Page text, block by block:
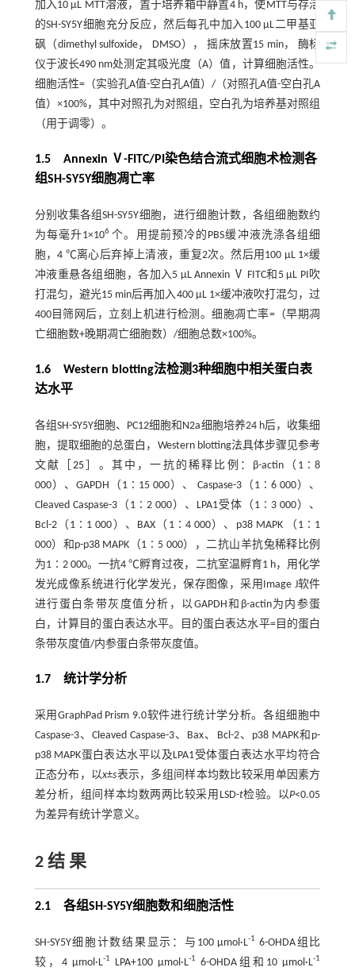
加入10 μL MTT溶液，置于培养箱中静置4 h，使MTT与存活
的SH-SY5Y细胞充分反应，然后每孔中加入100 μL二甲基亚
砜（dimethyl sulfoxide， DMSO）， 摇床放置15 min， 酶标
仪于波长490 nm处测定其吸光度（A）值，计算细胞活性。
细胞活性=（实验孔A值-空白孔A值）/（对照孔A值-空白孔A
值）×100%，其中对照孔为对照组，空白孔为培养基对照组
（用于调零）。
1.5 Annexin Ⅴ-FITC/PI染色结合流式细胞术检测各
组SH-SY5Y细胞凋亡率
分别收集各组SH-SY5Y细胞，进行细胞计数，各组细胞数约
为每毫升1×106个。用提前预冷的PBS缓冲液洗涤各组细
胞，4 ℃离心后弃掉上清液，重复2次。然后用100 μL 1×缓
冲液重悬各组细胞，各加入5 μL Annexin Ⅴ FITC和5 μL PI吹
打混匀，避光15 min后再加入400 μL 1×缓冲液吹打混匀，过
400目筛网后，立刻上机进行检测。细胞凋亡率=（早期凋
亡细胞数+晚期凋亡细胞数）/细胞总数×100%。
1.6 Western blotting法检测3种细胞中相关蛋白表
达水平
各组SH-SY5Y细胞、PC12细胞和N2a细胞培养24 h后，收集细
胞，提取细胞的总蛋白，Western blotting法具体步骤见参考
文献［25 ］。其中，一抗的稀释比例：β-actin（1∶8
000）、GAPDH（1∶15 000）、 Caspase-3（1∶6 000）、
Cleaved Caspase-3（1∶2 000）、LPA1受体（1∶3 000）、
Bcl-2（1∶1 000）、BAX（1∶4 000）、p38 MAPK （1∶1
000）和p-p38 MAPK（1∶5 000），二抗山羊抗兔稀释比例
为1∶2 000。一抗4 ℃孵育过夜，二抗室温孵育1 h，用化学
发光成像系统进行化学发光，保存图像，采用Image J软件
进行蛋白条带灰度值分析，以GAPDH和β-actin为内参蛋
白，计算目的蛋白表达水平。目的蛋白表达水平=目的蛋白
条带灰度值/内参蛋白条带灰度值。
1.7 统计学分析
采用GraphPad Prism 9.0软件进行统计学分析。各组细胞中
Caspase-3、Cleaved Caspase-3、Bax、Bcl-2、p38 MAPK和p-
p38 MAPK蛋白表达水平以及LPA1受体蛋白表达水平均符合
正态分布，以x±s表示，多组间样本均数比较采用单因素方
差分析，组间样本均数两两比较采用LSD-t检验。以P<0.05
为差异有统计学意义。
2 结 果
2.1 各组SH-SY5Y细胞数和细胞活性
SH-SY5Y细胞计数结果显示：与100 μmol·L-1 6-OHDA组比
较，4 μmol·L-1 LPA+100 μmol·L-1 6-OHDA组和10 μmol·L-1